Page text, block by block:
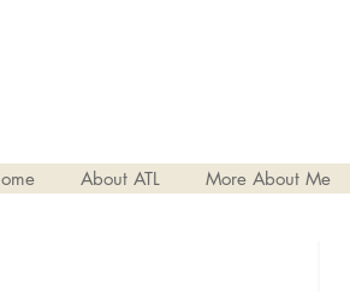
About ATL More About Me